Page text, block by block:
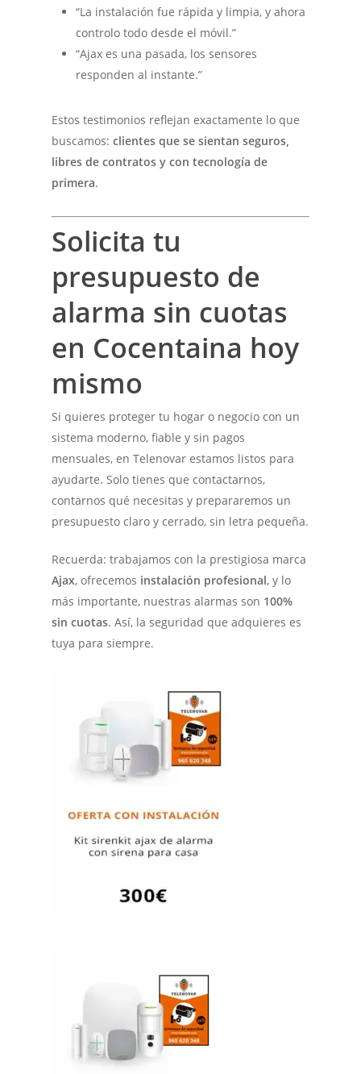
“La instalación fue rápida y limpia, y ahora
controlo todo desde el móvil.”
“Ajax es una pasada, los sensores
responden al instante.”
Estos testimonios reflejan exactamente lo que
buscamos:clientes que se sientan seguros,
libres de contratos y con tecnología de
primera.
Solicita tu
presupuesto de
alarma sin cuotas
en Cocentaina hoy
mismo
Si quieres proteger tu hogar o negocio con un
sistema moderno, fiable y sin pagos
mensuales, en Telenovar estamos listos para
ayudarte. Solo tienes que contactarnos,
contarnos qué necesitas y prepararemos un
presupuesto claro y cerrado, sin letra pequeña.
Recuerda: trabajamos con la prestigiosa marca
Ajax, ofrecemos instalación profesional, y lo
más importante, nuestras alarmas son 100%
sin cuotas. Así, la seguridad que adquieres es
tuya para siempre.